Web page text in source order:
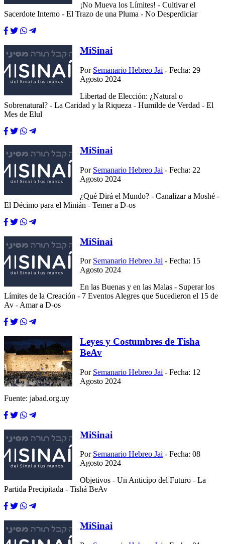
¡No Mueva los Límites! - Cultivar el
Sacerdote Interno - El Trazo de una Pluma - No Desperdiciar
MiSinai
Por Semanario Hebreo Jai - Fecha: 29
Agosto 2024
Libertad de Elección: ¿Natural o
Sobrenatural? - La Caridad y la Riqueza - Humilde de Verdad - El
Mes de Elul
MiSinai
Por Semanario Hebreo Jai - Fecha: 22
Agosto 2024
¿Qué Dirá el Mundo? - Canalizar a Moshé -
El Décimo para el Minián - Temer a D-os
MiSinai
Por Semanario Hebreo Jai - Fecha: 15
Agosto 2024
En las Buenas y en las Malas - Superar los
Límites de la Creación - 7 Eventos Alegres que Sucedieron el 15 de
Av - Amar a D-os
Leyes y Costumbres de Tisha
BeAv
Por Semanario Hebreo Jai - Fecha: 12
Agosto 2024
Fuente: jabad.org.uy
MiSinai
Por Semanario Hebreo Jai - Fecha: 08
Agosto 2024
Objetivos - Un Anticipo del Futuro - La
Partida Precipitada - Tishá BeAv
MiSinai